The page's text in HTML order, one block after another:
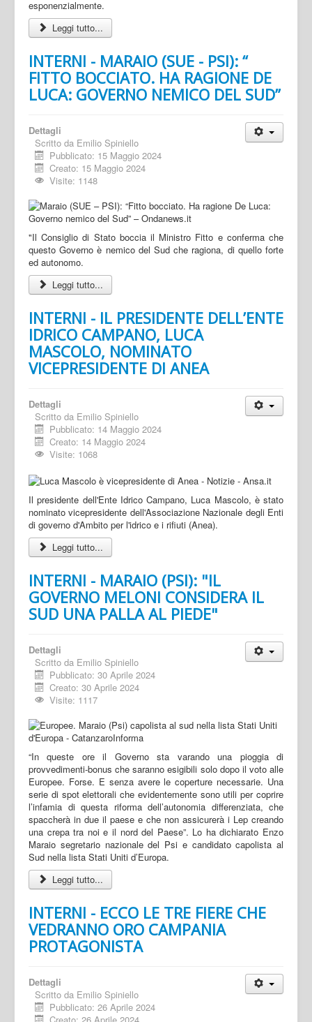
esponenzialmente.
Leggi tutto...
INTERNI - MARAIO (SUE - PSI): “
FITTO BOCCIATO. HA RAGIONE DE
LUCA: GOVERNO NEMICO DEL SUD”
Dettagli
Scritto da Emilio Spiniello
Pubblicato: 15 Maggio 2024
Creato: 15 Maggio 2024
Visite: 1148
"Il Consiglio di Stato boccia il Ministro Fitto e conferma che
questo Governo è nemico del Sud che ragiona, di quello forte
ed autonomo.
Leggi tutto...
INTERNI - IL PRESIDENTE DELL’ENTE
IDRICO CAMPANO, LUCA
MASCOLO, NOMINATO
VICEPRESIDENTE DI ANEA
Dettagli
Scritto da Emilio Spiniello
Pubblicato: 14 Maggio 2024
Creato: 14 Maggio 2024
Visite: 1068
Il presidente dell'Ente Idrico Campano, Luca Mascolo, è stato
nominato vicepresidente dell'Associazione Nazionale degli Enti
di governo d'Ambito per l'idrico e i rifiuti (Anea).
Leggi tutto...
INTERNI - MARAIO (PSI): "IL
GOVERNO MELONI CONSIDERA IL
SUD UNA PALLA AL PIEDE"
Dettagli
Scritto da Emilio Spiniello
Pubblicato: 30 Aprile 2024
Creato: 30 Aprile 2024
Visite: 1117
“In queste ore il Governo sta varando una pioggia di
provvedimenti-bonus che saranno esigibili solo dopo il voto alle
Europee. Forse. E senza avere le coperture necessarie. Una
serie di spot elettorali che evidentemente sono utili per coprire
l’infamia di questa riforma dell’autonomia differenziata, che
spaccherà in due il paese e che non assicurerà i Lep creando
una crepa tra noi e il nord del Paese”. Lo ha dichiarato Enzo
Maraio segretario nazionale del Psi e candidato capolista al
Sud nella lista Stati Uniti d’Europa.
Leggi tutto...
INTERNI - ECCO LE TRE FIERE CHE
VEDRANNO ORO CAMPANIA
PROTAGONISTA
Dettagli
Scritto da Emilio Spiniello
Pubblicato: 26 Aprile 2024